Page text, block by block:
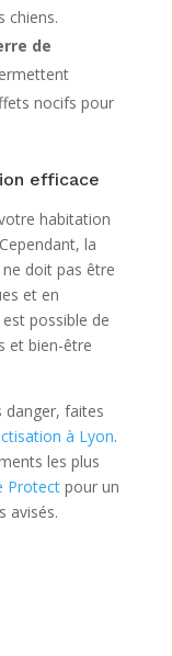
chiens.
de
nocifs pour
efficace
habitation
la
doit pas être
et en
possible de
et bien-être
danger, faites
à Lyon.
les plus
Protectpour un
avisés.